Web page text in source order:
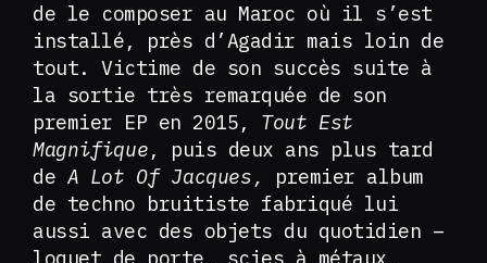
de le composer au Maroc où il s’est
installé, près d’Agadir mais loin de
tout. Victime de son succès suite à
la sortie très remarquée de son
premier EP en 2015, Tout Est
Magnifique, puis deux ans plus tard
de A Lot Of Jacques, premier album
de techno bruitiste fabriqué lui
aussi avec des objets du quotidien –